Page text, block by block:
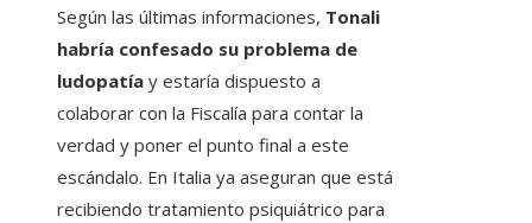
Según las últimas informaciones, Tonali
habría confesado su problema de
ludopatía y estaría dispuesto a
colaborar con la Fiscalía para contar la
verdad y poner el punto final a este
escándalo. En Italia ya aseguran que está
recibiendo tratamiento psiquiátrico para